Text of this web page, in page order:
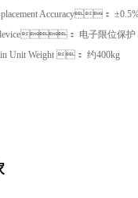
Accuracy：
： 电子限位保护
Unit Weight： 约400kg